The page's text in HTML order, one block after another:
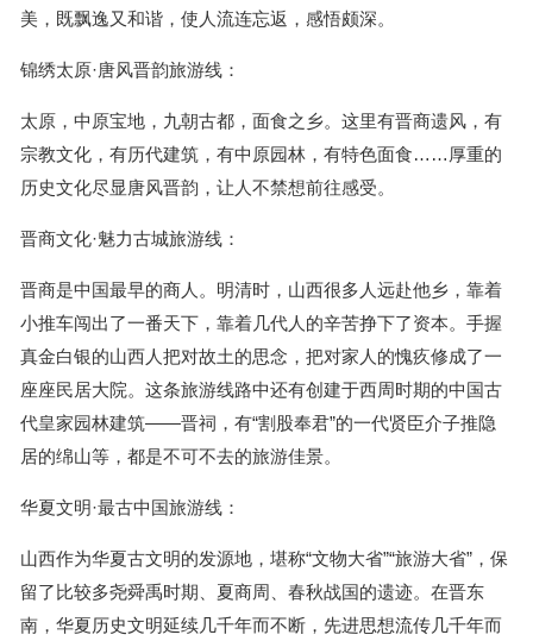
美，既飘逸又和谐，使人流连忘返，感悟颇深。
锦绣太原·唐风晋韵旅游线：
太原，中原宝地，九朝古都，面食之乡。这里有晋商遗风，有
宗教文化，有历代建筑，有中原园林，有特色面食……厚重的
历史文化尽显唐风晋韵，让人不禁想前往感受。
晋商文化·魅力古城旅游线：
晋商是中国最早的商人。明清时，山西很多人远赴他乡，靠着
小推车闯出了一番天下，靠着几代人的辛苦挣下了资本。手握
真金白银的山西人把对故土的思念，把对家人的愧疚修成了一
座座民居大院。这条旅游线路中还有创建于西周时期的中国古
代皇家园林建筑——晋祠，有“割股奉君”的一代贤臣介子推隐
居的绵山等，都是不可不去的旅游佳景。
华夏文明·最古中国旅游线：
山西作为华夏古文明的发源地，堪称“文物大省”“旅游大省”，保
留了比较多尧舜禹时期、夏商周、春秋战国的遗迹。在晋东
南，华夏历史文明延续几千年而不断，先进思想流传几千年而